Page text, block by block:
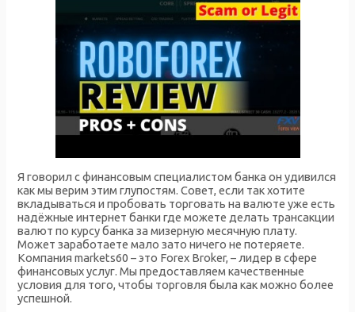
Я говорил с финансовым специалистом банка он удивился
как мы верим этим глупостям. Совет, если так хотите
вкладываться и пробовать торговать на валюте уже есть
надёжные интернет банки где можете делать трансакции
валют по курсу банка за мизерную месячную плату.
Может заработаете мало зато ничего не потеряете.
Компания markets60 – это Forex Broker, – лидер в сфере
финансовых услуг. Мы предоставляем качественные
условия для того, чтобы торговля была как можно более
успешной.